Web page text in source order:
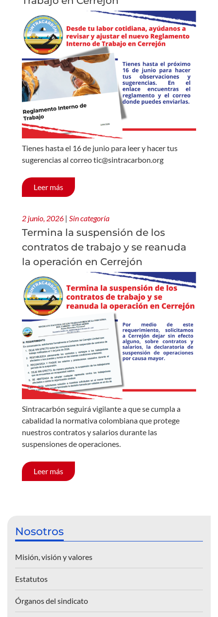
Tienes hasta el 16 de junio para leer y hacer tus
sugerencias al correo tic@sintracarbon.org
Leer más
2 junio, 2026 | Sin categoría
Termina la suspensión de los
contratos de trabajo y se reanuda
la operación en Cerrejón
Sintracarbón seguirá vigilante a que se cumpla a
cabalidad la normativa colombiana que protege
nuestros contratos y salarios durante las
suspensiones de operaciones.
Leer más
Nosotros
Misión, visión y valores
Estatutos
Órganos del sindicato